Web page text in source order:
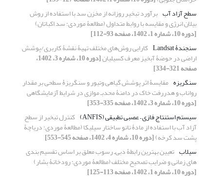
سطح آزاد آب برآورد تبخیر روزانه از مخزن سد با استفاده از روش
بیلان انرژی و مقایسه با روابط متداول (مطالعۀ موردی: سد اکباتان)
[دوره 10، شماره 1، 1402، صفحه 93-112]
سنجندۀ Landsat
کارایی روش‌های مختلف تهیۀ نقشۀ کاربری/پوشش
اراضی در حوضۀ آبخیز معرف کسیلیان [دوره 10، شماره 3، 1402،
صفحه 321-334]
سنگریزه مقایسۀ اثر پوشش گیاهی وتیور و سنگریزۀ سطحی بر مقدار
رواناب و هدررفت خاک در دامنۀ محدبـ موازی در شرایط آزمایشگاهی
[دوره 10، شماره 3، 1402، صفحه 335-353]
سیستم استنتاج فازی – عصبی تطبیقی (ANFIS)
کنترل تبخیر از سطح
آزاد آب با استفاده از مادۀ نانو ساختار سیلیکا (مطالعۀ موردی: دریاچۀ
پشت سد کرخه)[دوره 10، شماره 4، 1402، صفحه 545-553]
سیلاب تعیین بهترین رابطۀ دبی‌ـ رسوب معلق بر اساس تقسیم‏ بندی‏
های زمانی و ضرایب تصحیح مختلف (مطالعۀ موردی: رودخانۀ بشار)
[دوره 10، شماره 1، 1402، صفحه 113-125]